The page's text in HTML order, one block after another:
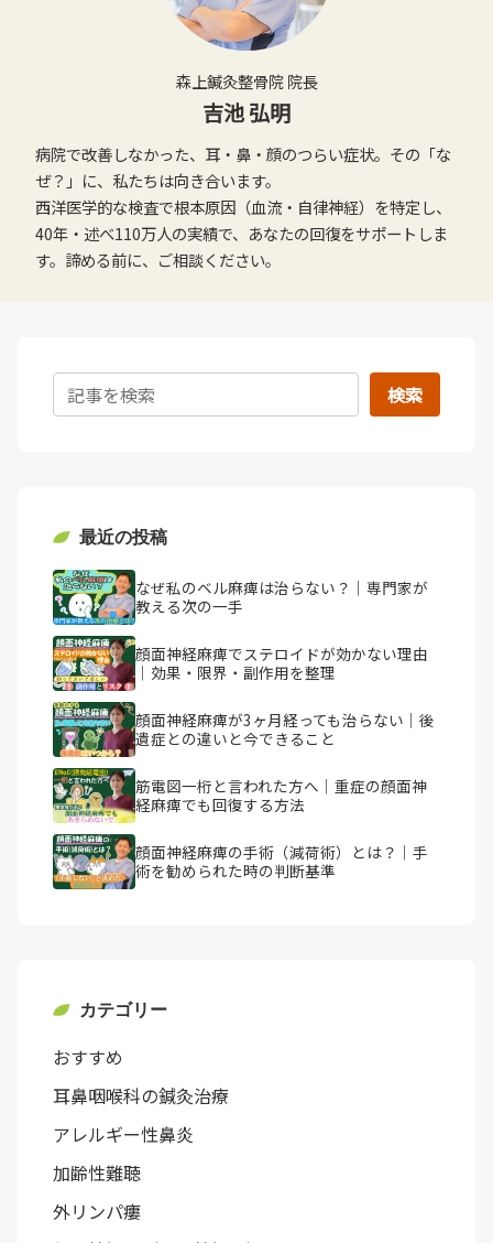
森上鍼灸整骨院 院長
吉池 弘明
病院で改善しなかった、耳・鼻・顔のつらい症状。その「な
ぜ？」に、私たちは向き合います。
西洋医学的な検査で根本原因（血流・自律神経）を特定し、
40年・述べ110万人の実績で、あなたの回復をサポートしま
す。諦める前に、ご相談ください。
検索
最近の投稿
なぜ私のベル麻痺は治らない？｜専門家が
教える次の一手
顔面神経麻痺でステロイドが効かない理由
｜効果・限界・副作用を整理
顔面神経麻痺が3ヶ月経っても治らない｜後
遺症との違いと今できること
筋電図一桁と言われた方へ｜重症の顔面神
経麻痺でも回復する方法
顔面神経麻痺の手術（減荷術）とは？｜手
術を勧められた時の判断基準
カテゴリー
おすすめ
耳鼻咽喉科の鍼灸治療
アレルギー性鼻炎
加齢性難聴
外リンパ瘻